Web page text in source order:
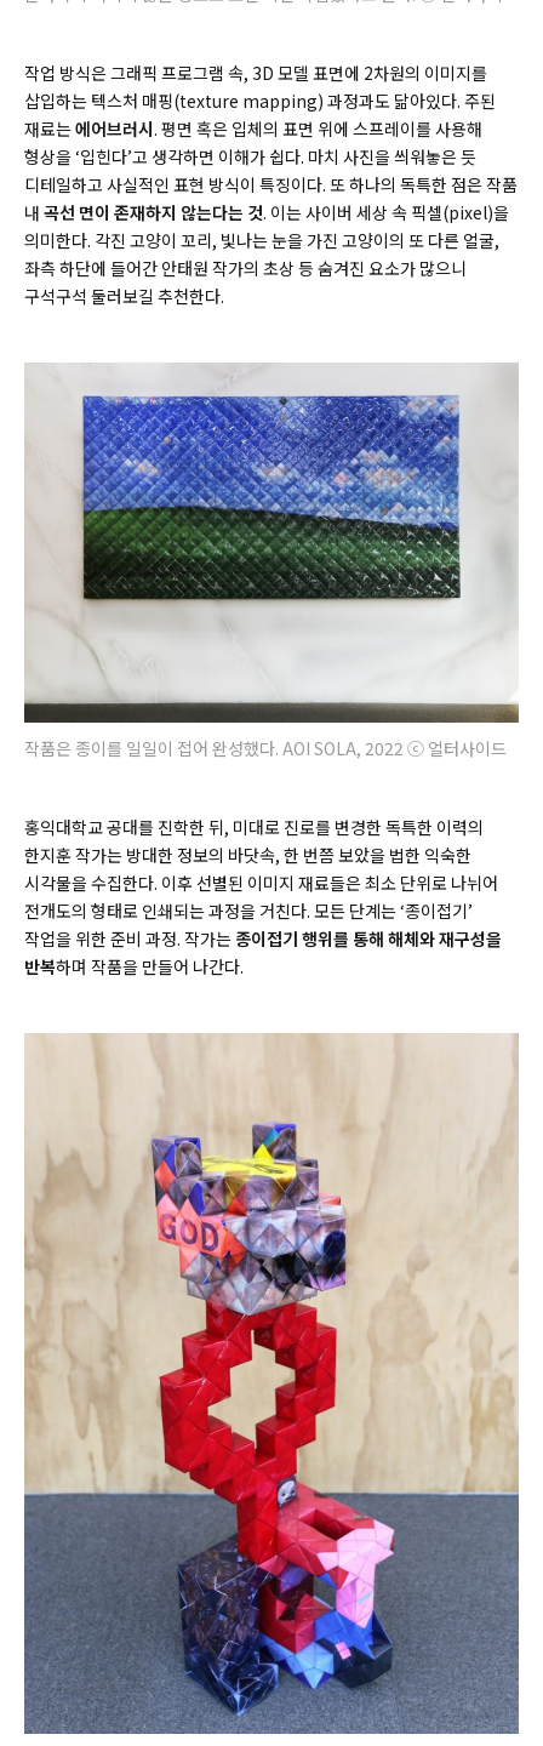
작업 방식은 그래픽 프로그램 속, 3D 모델 표면에 2차원의 이미지를
삽입하는 텍스처 매핑(texture mapping) 과정과도 닮아있다. 주된
재료는에어브러시. 평면 혹은 입체의 표면 위에 스프레이를 사용해
형상을 ‘입힌다’고 생각하면 이해가 쉽다. 마치 사진을 씌워놓은 듯
디테일하고 사실적인 표현 방식이 특징이다. 또 하나의 독특한 점은 작품
내 곡선 면이 존재하지 않는다는 것. 이는 사이버 세상 속 픽셀(pixel)을
의미한다. 각진 고양이 꼬리, 빛나는 눈을 가진 고양이의 또 다른 얼굴,
좌측 하단에 들어간 안태원 작가의 초상 등 숨겨진 요소가 많으니
구석구석 둘러보길 추천한다.
작품은 종이를 일일이 접어 완성했다. AOI SOLA, 2022 ⓒ 얼터사이드
홍익대학교 공대를 진학한 뒤, 미대로 진로를 변경한 독특한 이력의
한지훈 작가는 방대한 정보의 바닷속, 한 번쯤 보았을 법한 익숙한
시각물을 수집한다. 이후 선별된 이미지 재료들은 최소 단위로 나뉘어
전개도의 형태로 인쇄되는 과정을 거친다. 모든 단계는 ‘종이접기’
작업을 위한 준비 과정. 작가는 종이접기 행위를 통해 해체와 재구성을
반복하며 작품을 만들어 나간다.